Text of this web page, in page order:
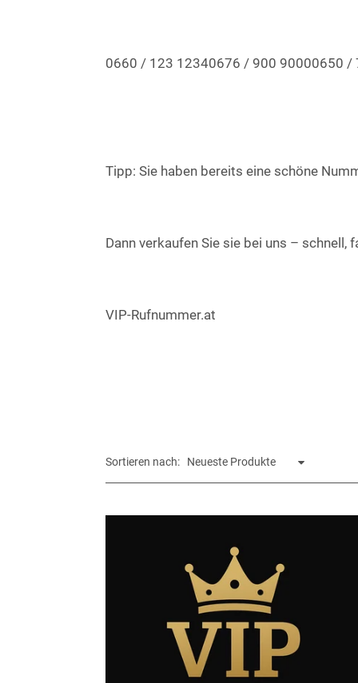
0660 / 123 12340676 / 900 90000650 /
Tipp: Sie haben bereits eine schöne
Dann verkaufen Sie sie bei uns – schnell,
VIP-Rufnummer.at
Sortieren nach: